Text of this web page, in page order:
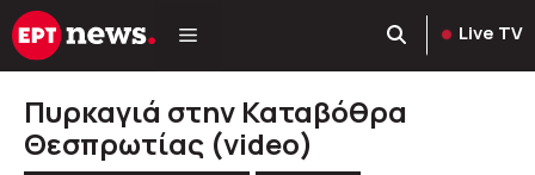
Μετάβαση
σε
Live TV
Πυρκαγιά στην Καταβόθρα
Θεσπρωτίας (video)